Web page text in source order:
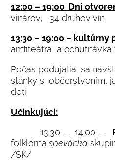
12:00 – 19:00 Dni
vinárov, 34 druhov vín
13:30 – 19:00 – kultúrny
amfiteátra a ochutnávka
Počas podujatia sa
stánky s občerstvením,
deti
Učinkujúci:
13:30 – 14:00 –
folklórnaspevácka
/SK/